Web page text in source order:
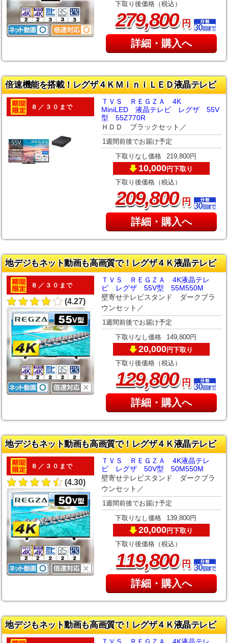
下取り後価格（税込）
279,800円
詳細・購入へ
倍速機能を搭載！レグザ４ＫＭｉｎｉＬＥＤ液晶テレビ
８／３０まで
ＴＶＳ ＲＥＧＺＡ 4K
MiniLED 液晶テレビ レグザ 55V
型 55Z770R
ＨＤＤ ブラックセット／
1週間前後でお届け予定
下取りなし価格 219,800円
10,000円下取り
下取り後価格（税込）
209,800円
詳細・購入へ
地デジもネット動画も高画質で！レグザ４Ｋ液晶テレビ
８／３０まで
(4.27)
ＴＶＳ ＲＥＧＺＡ 4K液晶テレ
ビ レグザ 55V型 55M550M
壁寄せテレビスタンド ダークブラ
ウンセット／
1週間前後でお届け予定
下取りなし価格 149,800円
20,000円下取り
下取り後価格（税込）
129,800円
詳細・購入へ
地デジもネット動画も高画質で！レグザ４Ｋ液晶テレビ
８／３０まで
(4.30)
ＴＶＳ ＲＥＧＺＡ 4K液晶テレ
ビ レグザ 50V型 50M550M
壁寄せテレビスタンド ダークブラ
ウンセット／
1週間前後でお届け予定
下取りなし価格 139,800円
20,000円下取り
下取り後価格（税込）
119,800円
詳細・購入へ
地デジもネット動画も高画質で！レグザ４Ｋ液晶テレビ